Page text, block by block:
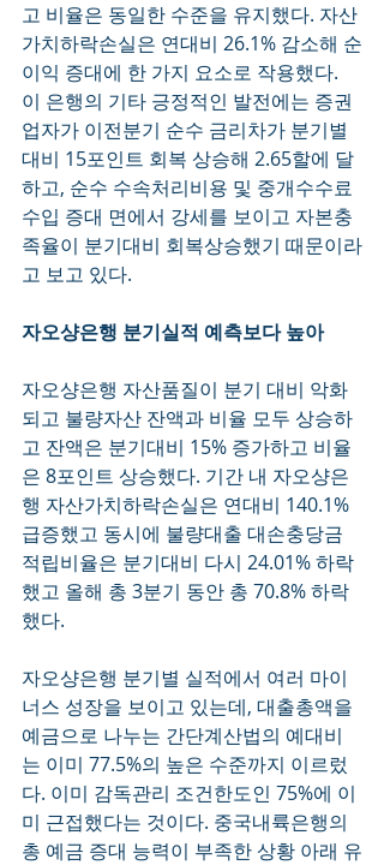
고 비율은 동일한 수준을 유지했다. 자산
가치하락손실은 연대비 26.1% 감소해 순
이익 증대에 한 가지 요소로 작용했다.
이 은행의 기타 긍정적인 발전에는 증권
업자가 이전분기 순수 금리차가 분기별
대비 15포인트 회복 상승해 2.65할에 달
하고, 순수 수속처리비용 및 중개수수료
수입 증대 면에서 강세를 보이고 자본충
족율이 분기대비 회복상승했기 때문이라
고 보고 있다.
자오샹은행 분기실적 예측보다 높아
자오샹은행 자산품질이 분기 대비 악화
되고 불량자산 잔액과 비율 모두 상승하
고 잔액은 분기대비 15% 증가하고 비율
은 8포인트 상승했다. 기간 내 자오샹은
행 자산가치하락손실은 연대비 140.1%
급증했고 동시에 불량대출 대손충당금
적립비율은 분기대비 다시 24.01% 하락
했고 올해 총 3분기 동안 총 70.8% 하락
했다.
자오샹은행 분기별 실적에서 여러 마이
너스 성장을 보이고 있는데, 대출총액을
예금으로 나누는 간단계산법의 예대비
는 이미 77.5%의 높은 수준까지 이르렀
다. 이미 감독관리 조건한도인 75%에 이
미 근접했다는 것이다. 중국내륙은행의
총 예금 증대 능력이 부족한 상황 아래 유